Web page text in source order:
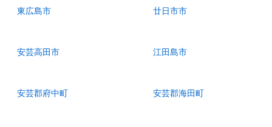
東広島市 廿日市市
安芸高田市 江田島市
安芸郡府中町 安芸郡海田町